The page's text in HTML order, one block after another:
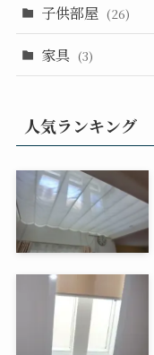
子供部屋 (26)
家具 (3)
人気ランキング